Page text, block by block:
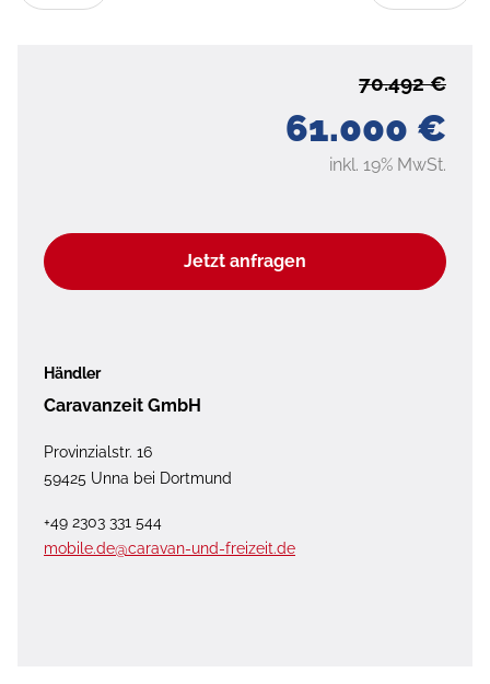
61.000 €
70.492 €
inkl. 19% MwSt.
Jetzt anfragen
Händler
Caravanzeit GmbH
Provinzialstr. 16
59425 Unna bei Dortmund
+49 2303 331 544
mobile.de@caravan-und-freizeit.de